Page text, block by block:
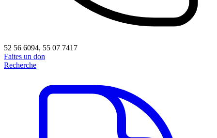
52 56 6094, 55 07 7417
Faites un don
Recherche